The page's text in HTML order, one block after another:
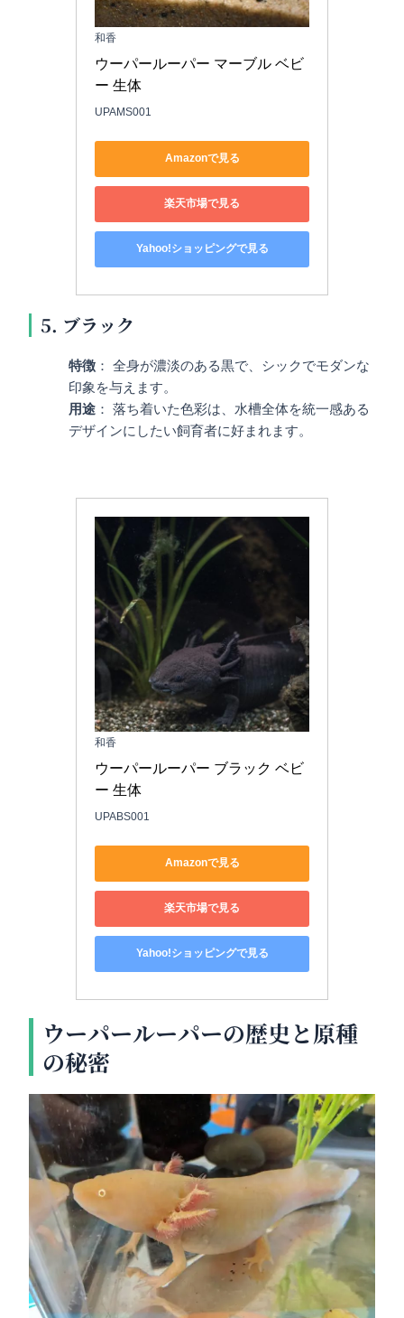
和香
ウーパールーパー マーブル ベビ
ー 生体
UPAMS001
Amazonで見る
楽天市場で見る
Yahoo!ショッピングで見る
5. ブラック
特徴 ： 全身が濃淡のある黒で、シックでモダンな
印象を与えます。
用途 ： 落ち着いた色彩は、水槽全体を統一感ある
デザインにしたい飼育者に好まれます。
和香
ウーパールーパー ブラック ベビ
ー 生体
UPABS001
Amazonで見る
楽天市場で見る
Yahoo!ショッピングで見る
ウーパールーパーの歴史と原種
の秘密